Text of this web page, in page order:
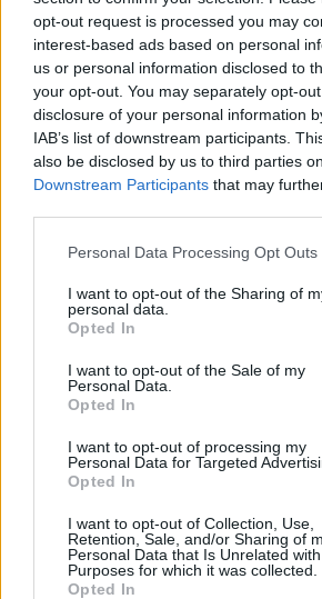
opt-out request is processed you may
interest-based ads based on personal
us or personal information disclosed to
your opt-out. You may separately opt-
disclosure of your personal information
IAB’s list of downstream participants.
also be disclosed by us to third parties
Downstream Participants that may
Please note that this website/app uses
not limited to your visit or usage
grant or deny consent to Google and its
use your data for below specified
consent section.
Personal Data Processing Opt Outs
I want to opt-out of the Sharing of
personal data.
Opted In
I want to opt-out of the Sale of my
Personal Data.
Opted In
I want to opt-out of processing my
Personal Data for Targeted
Opted In
I want to opt-out of Collection, Use,
Retention, Sale, and/or Sharing of
Personal Data that Is Unrelated
Purposes for which it was collected.
Opted In